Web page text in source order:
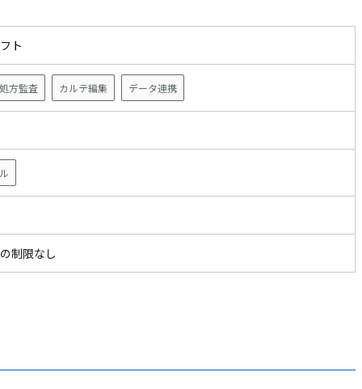
ト
処方監査 カルテ編集 データ連携
制限なし